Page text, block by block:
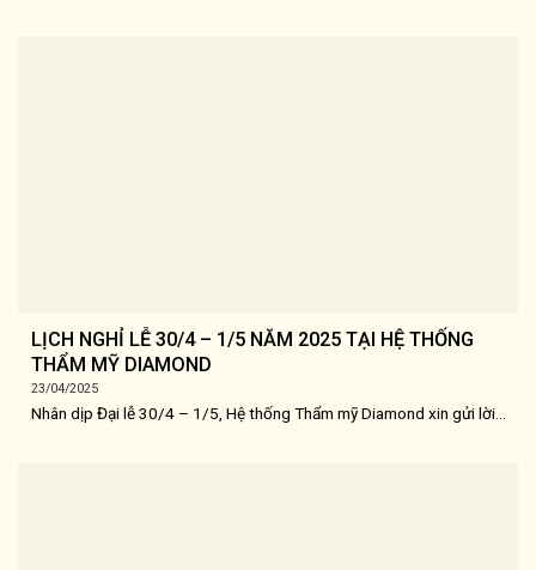
LỊCH NGHỈ LỄ 30/4 – 1/5 NĂM 2025 TẠI HỆ THỐNG
THẨM MỸ DIAMOND
23/04/2025
Nhân dịp Đại lễ 30/4 – 1/5, Hệ thống Thẩm mỹ Diamond xin gửi lời...